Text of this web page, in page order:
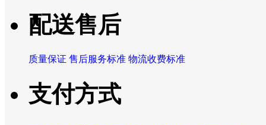
配送售后
质量保证 售后服务标准 物流收费标准
支付方式